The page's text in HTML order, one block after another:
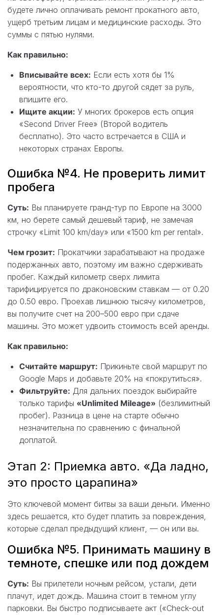
будете лично оплачивать ремонт прокатного авто,
ущерб третьим лицам и медицинские расходы. Это
суммы с пятью нулями.
Как правильно:
Вписывайте всех: Если есть хотя бы 1%
вероятности, что кто-то другой сядет за руль,
впишите его.
Ищите акции: У многих брокеров есть опция
«Second Driver Free» (Второй водитель
бесплатно). Это часто встречается в США и
некоторых странах Европы.
Ошибка №4. Не проверить лимит
пробега
Суть: Вы планируете гранд-тур по Европе на 3000
км, но берете самый дешевый тариф, не замечая
строчку «Limit 100 km/day» или «1500 km per rental».
Чем грозит: Прокатчики зарабатывают на продаже
подержанных авто, поэтому им важно сдерживать
пробег. Каждый километр сверх лимита
тарифицируется по драконовским ставкам — от 0.20
до 0.50 евро. Проехав лишнюю тысячу километров,
вы получите счет на 200–500 евро при сдаче
машины. Это может удвоить стоимость всей аренды.
Как правильно:
Считайте маршрут: Прикиньте свой маршрут по
Google Maps и добавьте 20% на «покрутиться».
Фильтруйте: Для дальних поездок выбирайте
только тарифы «Unlimited Mileage» (безлимитный
пробег). Разница в цене на старте обычно
незначительна по сравнению с финальной
доплатой.
Этап 2: Приемка авто. «Да ладно,
это просто царапина»
Это ключевой момент битвы за ваши деньги. Именно
здесь решается, кто будет платить за повреждения,
которые сделал предыдущий клиент, — он или вы.
Ошибка №5. Принимать машину в
темноте, спешке или под дождем
Суть: Вы прилетели ночным рейсом, устали, дети
плачут, идет дождь. Машина стоит в темном углу
парковки. Вы быстро подписываете акт («Check-out